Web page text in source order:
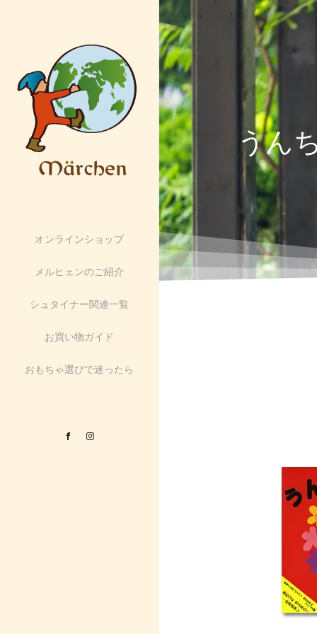
オンラインショップ
メルヒェンのご紹介
シュタイナー関連一覧
お買い物ガイド
おもちゃ選びで迷ったら
Facebook
うん